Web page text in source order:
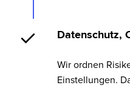
Datenschutz,
Wir ordnen
Einstellungen.